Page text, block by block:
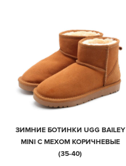
ЗИМНИЕ БОТИНКИ UGG BAILEY
MINI С МЕХОМ КОРИЧНЕВЫЕ
(35-40)